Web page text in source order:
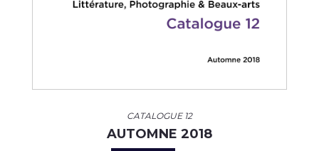
CATALOGUE 12
AUTOMNE 2018